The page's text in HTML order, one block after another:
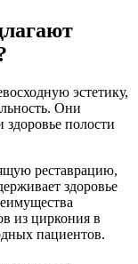
эстетику,
Они
полости
реставрацию,
здоровье
из циркония в
пациентов.